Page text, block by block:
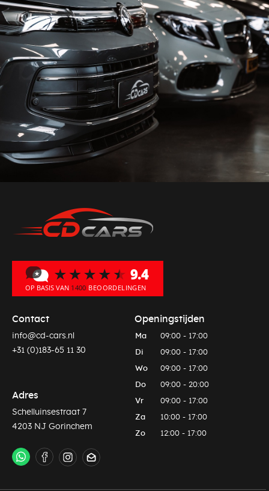
Contact
info@cd-cars.nl
+31 (0)183-65 11 30
Adres
Schelluinsestraat 7
4203 NJ Gorinchem
Openingstijden
Ma 09:00 - 17:00
Di 09:00 - 17:00
Wo 09:00 - 17:00
Do 09:00 - 20:00
Vr 09:00 - 17:00
Za 10:00 - 17:00
Zo 12:00 - 17:00